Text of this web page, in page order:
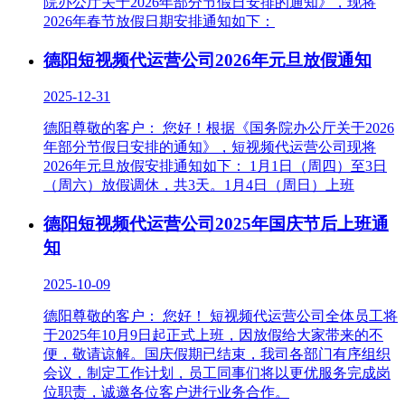
2026年春节放假日期安排通知如下：
德阳短视频代运营公司2026年元旦放假通知
2025-12-31
德阳尊敬的客户： 您好！根据《国务院办公厅关于2026
年部分节假日安排的通知》，短视频代运营公司现将
2026年元旦放假安排通知如下： 1月1日（周四）至3日
（周六）放假调休，共3天。1月4日（周日）上班
德阳短视频代运营公司2025年国庆节后上班通
知
2025-10-09
德阳尊敬的客户： 您好！ 短视频代运营公司全体员工将
于2025年10月9日起正式上班，因放假给大家带来的不
便，敬请谅解。国庆假期已结束，我司各部门有序组织
会议，制定工作计划，员工同事们将以更优服务完成岗
位职责，诚邀各位客户进行业务合作。